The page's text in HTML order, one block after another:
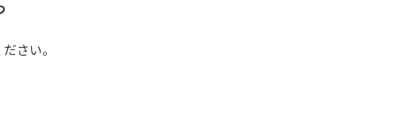
さい。